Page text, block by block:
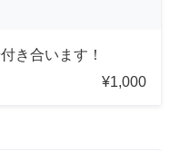
き合います！
¥1,000